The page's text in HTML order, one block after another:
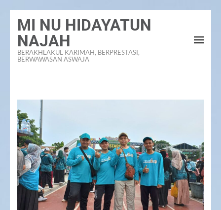
konten
(Tekan
MI NU HIDAYATUN
NAJAH
BERAKHLAKUL KARIMAH, BERPRESTASI,
BERWAWASAN ASWAJA